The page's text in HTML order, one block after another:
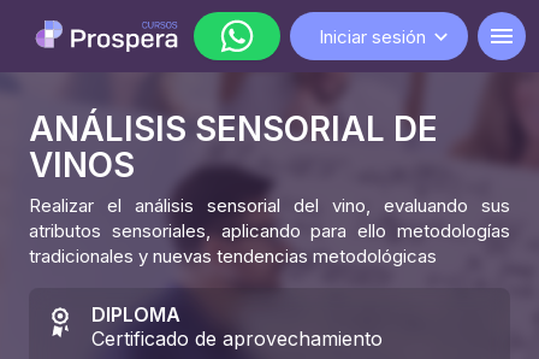
WhatsApp
lunes a viernes de 9:00 a 18:00
Iniciar sesión
ANÁLISIS SENSORIAL DE
VINOS
Realizar el análisis sensorial del vino, evaluando sus
atributos sensoriales, aplicando para ello metodologías
tradicionales y nuevas tendencias metodológicas
DIPLOMA
Certificado de aprovechamiento